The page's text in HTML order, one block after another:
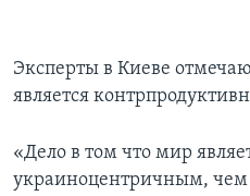
Эксперты в Киеве
является
«Дело в том что мир
украиноцентричным, чем